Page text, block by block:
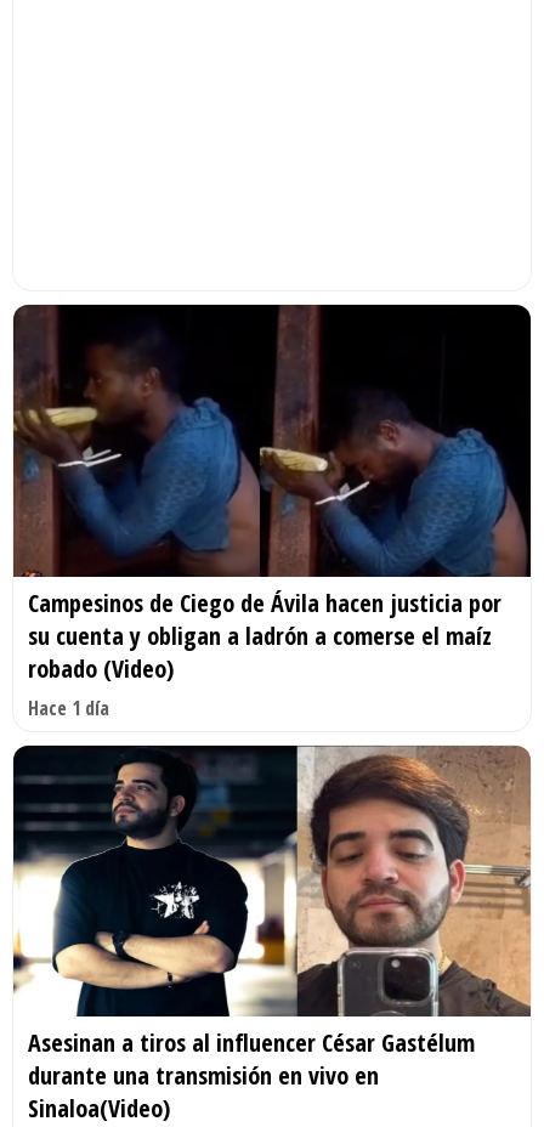
Campesinos de Ciego de Ávila hacen justicia por
su cuenta y obligan a ladrón a comerse el maíz
robado (Video)
Hace 1 día
Asesinan a tiros al influencer César Gastélum
durante una transmisión en vivo en
Sinaloa(Video)